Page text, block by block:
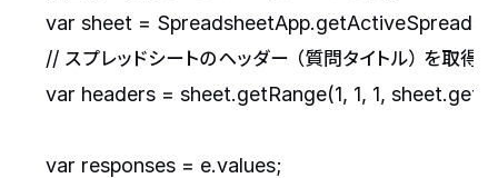
var sheet =
  // スプレッドシートのヘッダー（質問タイトル）を取得
var headers = sheet.getRange(1, 1, 1,
  var responses = e.values;